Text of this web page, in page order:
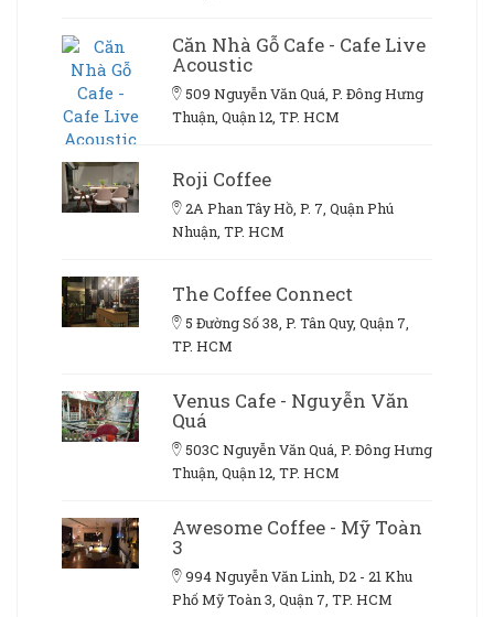
Căn Nhà Gỗ Cafe - Cafe Live
Acoustic
509 Nguyễn Văn Quá, P. Đông Hưng
Thuận, Quận 12, TP. HCM
Roji Coffee
2A Phan Tây Hồ, P. 7, Quận Phú
Nhuận, TP. HCM
The Coffee Connect
5 Đường Số 38, P. Tân Quy, Quận 7,
TP. HCM
Venus Cafe - Nguyễn Văn
Quá
503C Nguyễn Văn Quá, P. Đông Hưng
Thuận, Quận 12, TP. HCM
Awesome Coffee - Mỹ Toàn
3
994 Nguyễn Văn Linh, D2 - 21 Khu
Phố Mỹ Toàn 3, Quận 7, TP. HCM